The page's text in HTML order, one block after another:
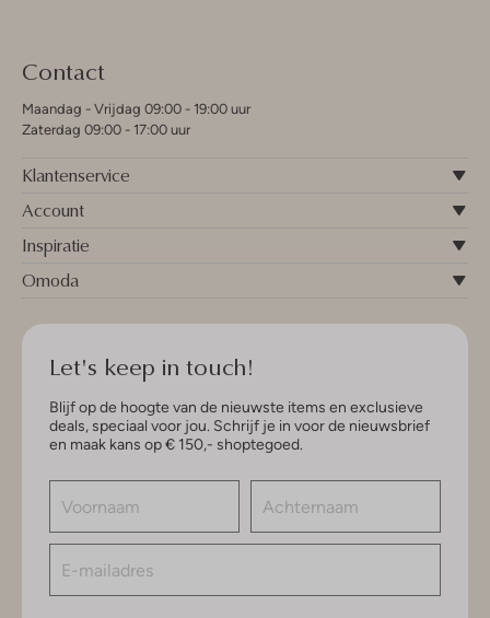
Contact
Maandag - Vrijdag 09:00 - 19:00 uur
Zaterdag 09:00 - 17:00 uur
Klantenservice
Account
Inspiratie
Omoda
Let's keep in touch!
Blijf op de hoogte van de nieuwste items en exclusieve
deals, speciaal voor jou. Schrijf je in voor de nieuwsbrief
en maak kans op € 150,- shoptegoed.